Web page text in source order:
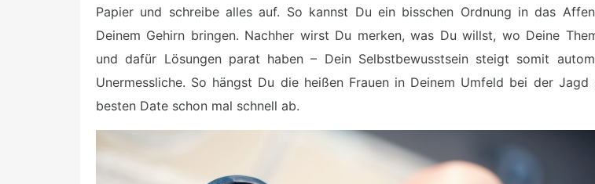
Papier und schreibe alles auf. So kannst Du ein bisschen Ordnung in das
Deinem Gehirn bringen. Nachher wirst Du merken, was Du willst, wo Deine
und dafür Lösungen parat haben – Dein Selbstbewusstsein steigt somit
Unermessliche. So hängst Du die heißen Frauen in Deinem Umfeld bei der Jagd
besten Date schon mal schnell ab.